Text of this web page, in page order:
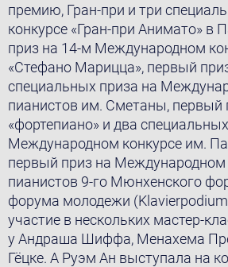
премию, Гран-при и три
конкурсе «Гран-при Анимато» в
приз на 14-м Международном
«Стефано Марицца», первый
специальных приза на
пианистов им. Сметаны, первый
«фортепиано» и два
Международном конкурсе им.
первый приз на Международном
пианистов 9-го Мюнхенского
форума молодежи
участие в нескольких мастер-
у Андраша Шиффа, Менахема
Гёцке. A Руэм Ан выступала на